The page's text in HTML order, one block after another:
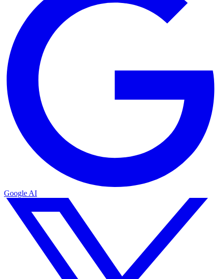
Google AI